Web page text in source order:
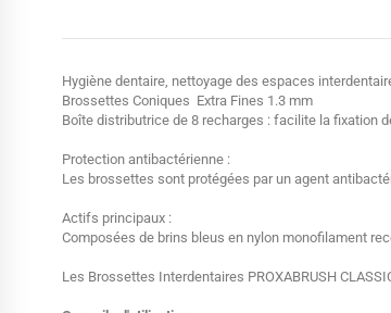
Hygiène dentaire, nettoyage des espaces
Brossettes Coniques Extra Fines 1.3 mm
Boîte distributrice de 8 recharges : facilite la fixation
Protection antibactérienne :
Les brossettes sont protégées par un agent
Actifs principaux :
Composées de brins bleus en nylon monofilament
Les Brossettes Interdentaires PROXABRUSH